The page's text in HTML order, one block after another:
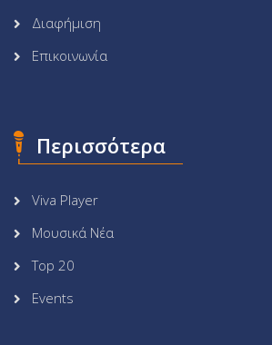
Διαφήμιση
Επικοινωνία
Περισσότερα
Viva Player
Μουσικά Νέα
Top 20
Events